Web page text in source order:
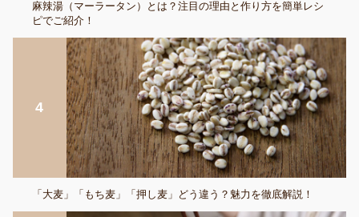
麻辣湯（マーラータン）とは？注目の理由と作り方を簡単レシ
ピでご紹介！
「大麦」「もち麦」「押し麦」どう違う？魅力を徹底解説！